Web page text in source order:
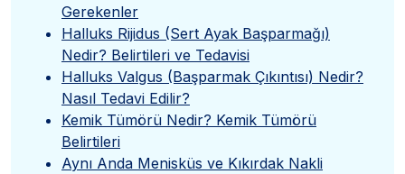
Gerekenler
Halluks Rijidus (Sert Ayak Başparmağı)
Nedir? Belirtileri ve Tedavisi
Halluks Valgus (Başparmak Çıkıntısı) Nedir?
Nasıl Tedavi Edilir?
Kemik Tümörü Nedir? Kemik Tümörü
Belirtileri
Aynı Anda Menisküs ve Kıkırdak Nakli